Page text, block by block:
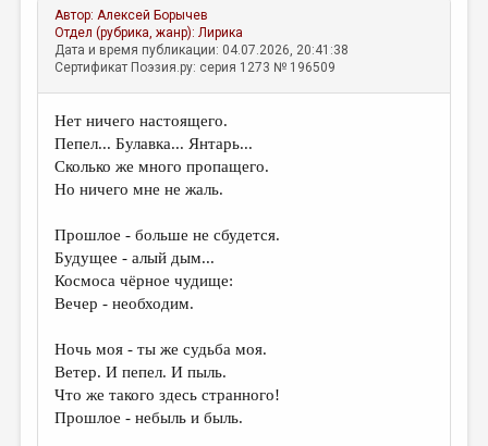
АВТОРЫ
КОММЕНТАРИИ
ЛИТСАЛОН
НОВОСТИ
ПРАВИЛА САЙТА
ИЗБРАННОЕ
ДАЙДЖЕСТ
ПЕРЕВОДЫ
КОНКУРСЫ
Автор:Алексей Борычев
Отдел (рубрика, жанр):Лирика
Дата и время публикации: 04.07.2026, 20:41:38
Сертификат Поэзия.ру: серия 1273 № 196509
Нет ничего настоящего.
Пепел... Булавка... Янтарь...
Сколько же много пропащего.
Но ничего мне не жаль.
Прошлое - больше не сбудется.
Будущее - алый дым...
Космоса чёрное чудище:
Вечер - необходим.
Ночь моя - ты же судьба моя.
Ветер. И пепел. И пыль.
Что же такого здесь странного!
Прошлое - небыль и быль.